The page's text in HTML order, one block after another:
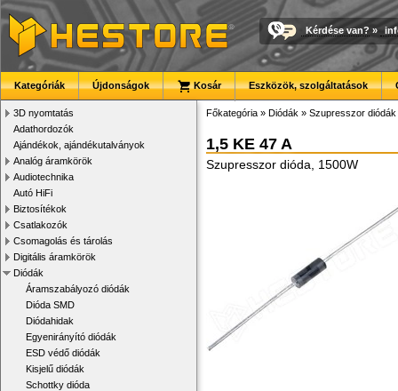
Kérdése van? »
Kategóriák Újdonságok Kosár Eszközök, szolgáltatások
3D nyomtatás
Adathordozók
Ajándékok, ajándékutalványok
Analóg áramkörök
Audiotechnika
Autó HiFi
Biztosítékok
Csatlakozók
Csomagolás és tárolás
Digitális áramkörök
Diódák
Áramszabályozó diódák
Dióda SMD
Diódahidak
Egyenirányító diódák
ESD védő diódák
Kisjelű diódák
Schottky dióda
Főkategória » Diódák » Szupresszor
1,5 KE 47 A
Szupresszor dióda, 1500W